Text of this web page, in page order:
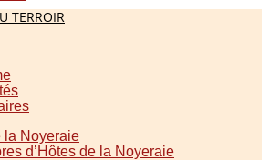
TERROIR
la Noyeraie
d’Hôtes de la Noyeraie